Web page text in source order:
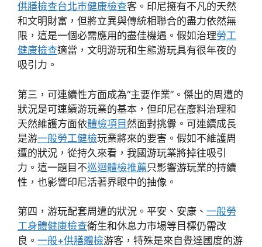
供膳檢查台北巿健康檢查客。印尼擁有不凡的天然
和文明財富，但將立異與傳統相聯合的盡力依然無
限，這是一個必需應用的盡佳機遇。假如治理勞工
健康檢查適當，文明游玩和生態游玩具有很年夜的
吸引力。
第三，可連續性方面成為“主要作業”。傑出的周遭的
狀況是可連續游玩業的基本，但印尼在廢料治理和
天然維護方面依體檢項目 然面對挑釁。可連續成長
是游一般勞工健檢玩業將來的要害。假如不維護周
遭的狀況，從持久來看，我國游玩業將掉往吸引
力。這一題目不巡迴體檢推薦只影響游玩業的持續
性，也影響印尼活著界眼中的抽像。
第四，游玩配套周遭的狀況。平安、安康、 一般勞
工身體健康檢查衛生和休息力市場等目標仍需改
良。 一般+供膳體檢游客，特殊是來自覺達國度的游